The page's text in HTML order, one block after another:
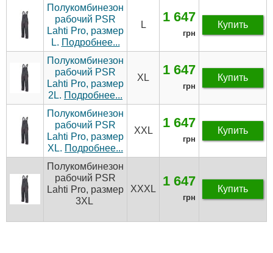
Полукомбинезон
рабочий PSR
Lahti Pro, размер
L. Подробнее...
L
1 647
грн
Купить
Полукомбинезон
рабочий PSR
Lahti Pro, размер
2L. Подробнее...
XL
1 647
грн
Купить
Полукомбинезон
рабочий PSR
Lahti Pro, размер
XL. Подробнее...
XXL
1 647
грн
Купить
Полукомбинезон
рабочий PSR
Lahti Pro, размер
3XL
XXXL
1 647
грн
Купить